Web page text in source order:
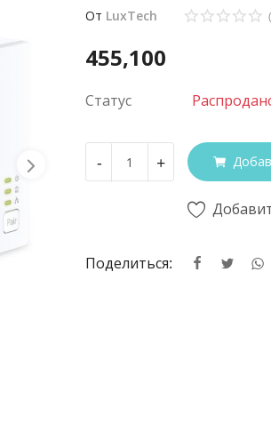
От LuxTech
455,100
Статус
- +
Поделиться: